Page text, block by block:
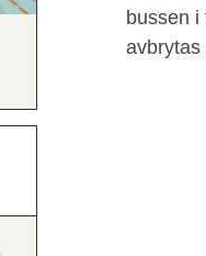
bussen
avbrytas